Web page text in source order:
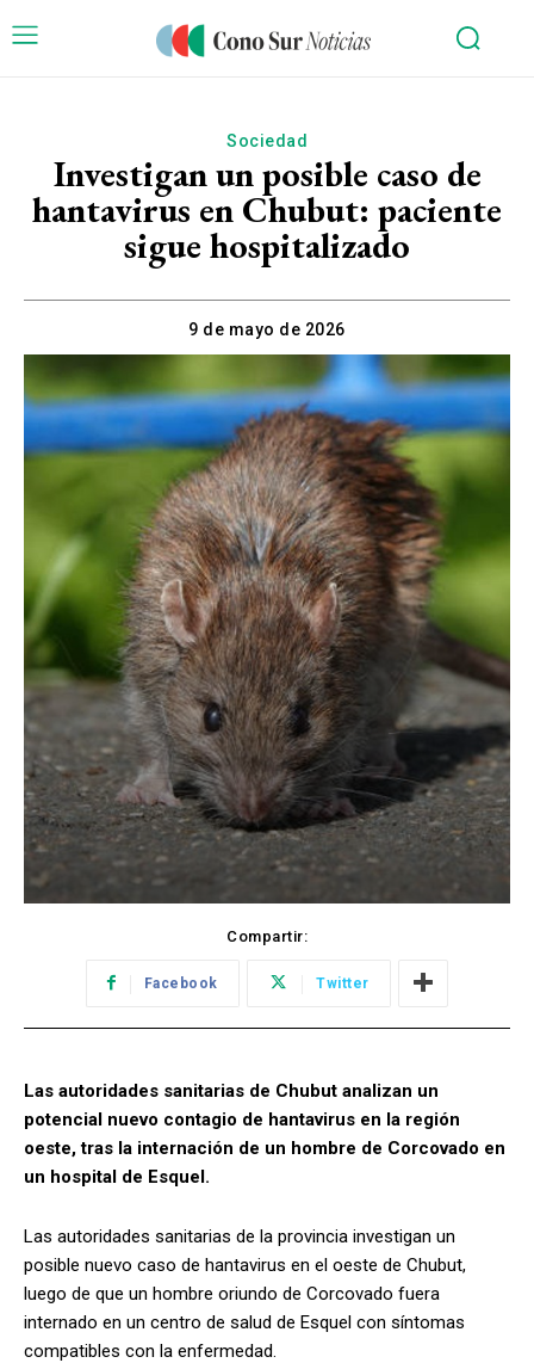
Sociedad
Investigan un posible caso de
hantavirus en Chubut: paciente
sigue hospitalizado
9 de mayo de 2026
Compartir:
Facebook Twitter
Las autoridades sanitarias de Chubut analizan un
potencial nuevo contagio de hantavirus en la región
oeste, tras la internación de un hombre de Corcovado en
un hospital de Esquel.
Las autoridades sanitarias de la provincia investigan un
posible nuevo caso de hantavirus en el oeste de Chubut,
luego de que un hombre oriundo de Corcovado fuera
internado en un centro de salud de Esquel con síntomas
compatibles con la enfermedad.